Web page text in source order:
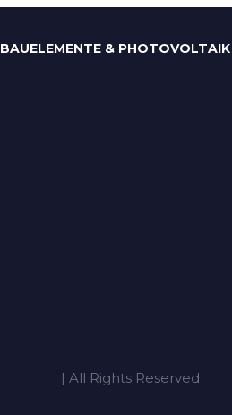
BAUELEMENTE & PHOTOVOLTAIK
| All Rights Reserved